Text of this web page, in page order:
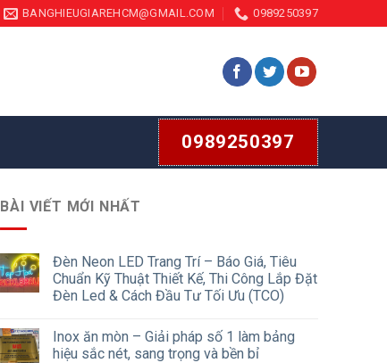
BANGHIEUGIAREHCM@GMAIL.COM 0989250397
0989250397
BÀI VIẾT MỚI NHẤT
Đèn Neon LED Trang Trí – Báo Giá, Tiêu
Chuẩn Kỹ Thuật Thiết Kế, Thi Công Lắp Đặt
Đèn Led & Cách Đầu Tư Tối Ưu (TCO)
Inox ăn mòn – Giải pháp số 1 làm bảng
hiệu sắc nét, sang trọng và bền bỉ